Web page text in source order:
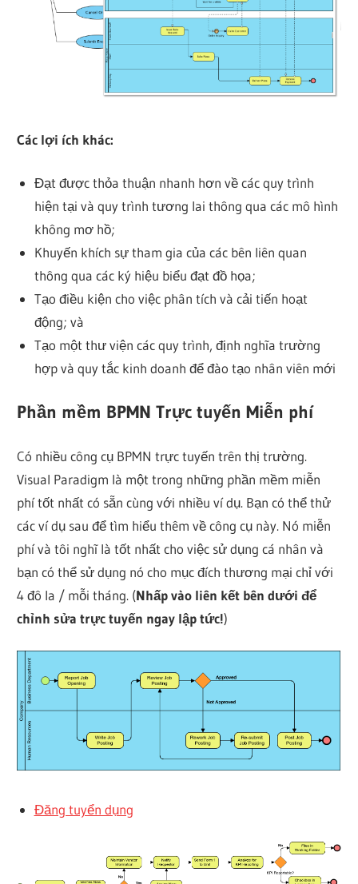
Các lợi ích khác:
Đạt được thỏa thuận nhanh hơn về các quy trình
hiện tại và quy trình tương lai thông qua các mô hình
không mơ hồ;
Khuyến khích sự tham gia của các bên liên quan
thông qua các ký hiệu biểu đạt đồ họa;
Tạo điều kiện cho việc phân tích và cải tiến hoạt
động; và
Tạo một thư viện các quy trình, định nghĩa trường
hợp và quy tắc kinh doanh để đào tạo nhân viên mới
Phần mềm BPMN Trực tuyến Miễn phí
Có nhiều công cụ BPMN trực tuyến trên thị trường.
Visual Paradigm là một trong những phần mềm miễn
phí tốt nhất có sẵn cùng với nhiều ví dụ. Bạn có thể thử
các ví dụ sau để tìm hiểu thêm về công cụ này. Nó miễn
phí và tôi nghĩ là tốt nhất cho việc sử dụng cá nhân và
bạn có thể sử dụng nó cho mục đích thương mại chỉ với
4 đô la / mỗi tháng. (Nhấp vào liên kết bên dưới để
chỉnh sửa trực tuyến ngay lập tức!)
Đăng tuyển dụng